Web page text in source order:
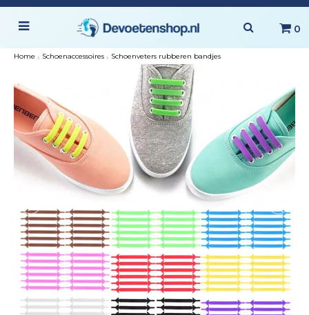
0
Home › Schoenaccessoires › Schoenveters rubberen bandjes